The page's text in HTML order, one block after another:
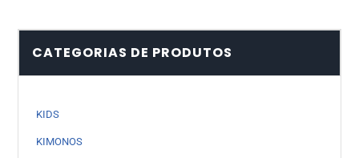
CATEGORIAS DE PRODUTOS
KIDS
KIMONOS